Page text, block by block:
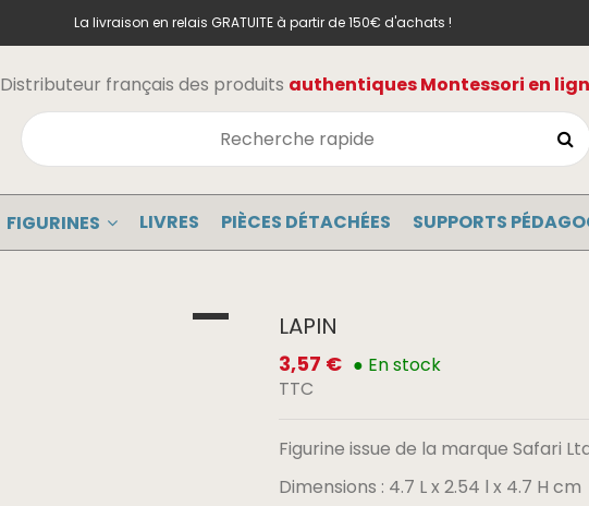
La livraison en relais GRATUITE à partir de 150€ d'achats !
Distributeur français des produits authentiques Montessori en
FIGURINES LIVRES PIÈCES DÉTACHÉES SUPPORTS
LAPIN
3,57 € ● En stock
TTC
Figurine issue de la marque Safari
Dimensions : 4.7 L x 2.54 l x 4.7 H cm